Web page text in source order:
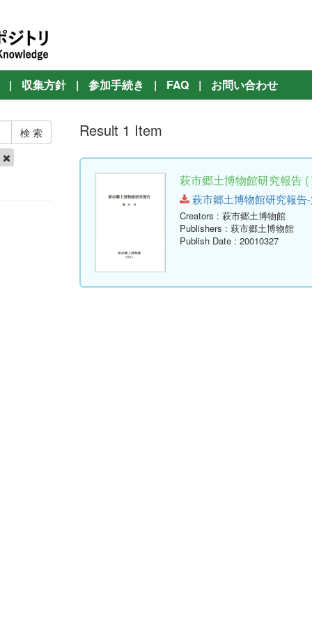
| 収集方針 | 参加手続き | FAQ | お問い合わせ
Result 1 Item
萩市郷土博物館研究報告
萩市郷土博物館研究報告
Creators : 萩市郷土博物館
Publishers : 萩市郷土博物館
Publish Date : 20010327